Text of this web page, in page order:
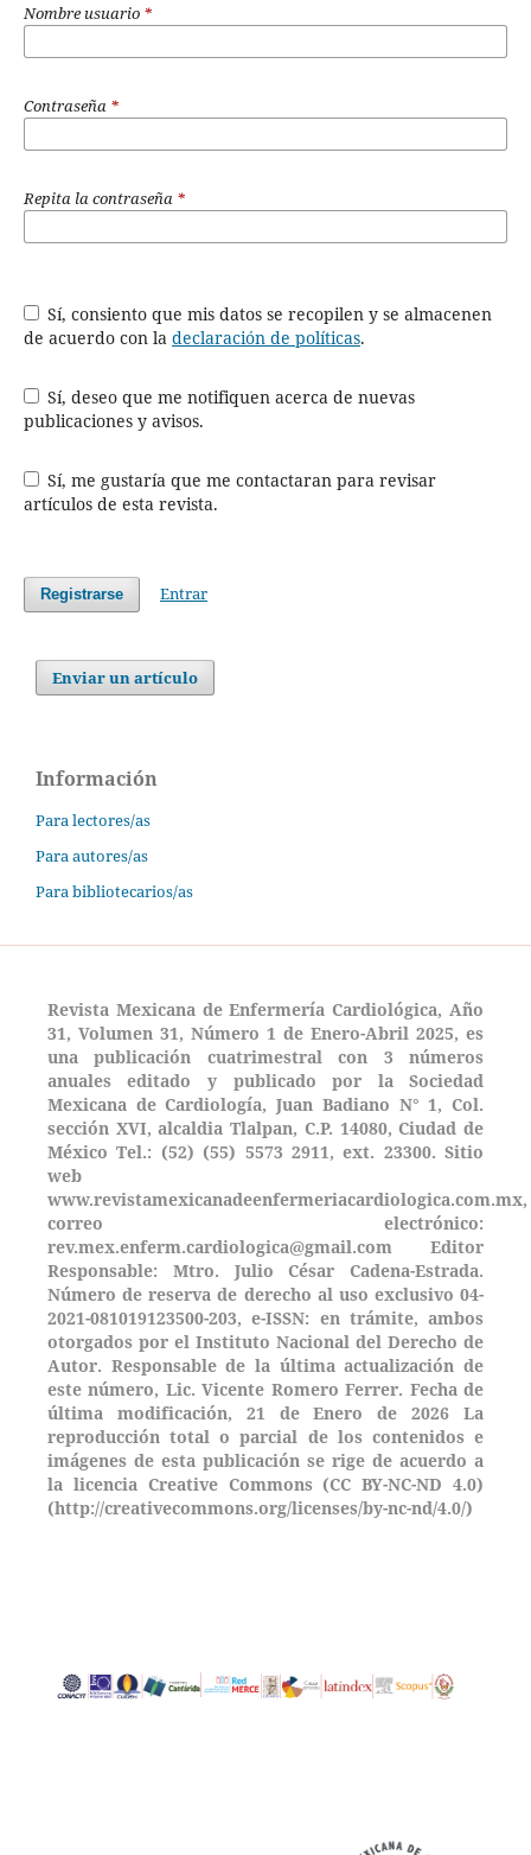
Nombre usuario *
Contraseña *
Repita la contraseña *
Sí, consiento que mis datos se recopilen y se almacenen
de acuerdo con la declaración de políticas.
Sí, deseo que me notifiquen acerca de nuevas
publicaciones y avisos.
Sí, me gustaría que me contactaran para revisar
artículos de esta revista.
Registrarse Entrar
Enviar un artículo
Información
Para lectores/as
Para autores/as
Para bibliotecarios/as
Revista Mexicana de Enfermería Cardiológica, Año
31, Volumen 31, Número 1 de Enero-Abril 2025, es
una publicación cuatrimestral con 3 números
anuales editado y publicado por la Sociedad
Mexicana de Cardiología, Juan Badiano N° 1, Col.
sección XVI, alcaldia Tlalpan, C.P. 14080, Ciudad de
México Tel.: (52) (55) 5573 2911, ext. 23300. Sitio
web
www.revistamexicanadeenfermeriacardiologica.com.mx,
correo electrónico:
rev.mex.enferm.cardiologica@gmail.com Editor
Responsable: Mtro. Julio César Cadena-Estrada.
Número de reserva de derecho al uso exclusivo 04-
2021-081019123500-203, e-ISSN: en trámite, ambos
otorgados por el Instituto Nacional del Derecho de
Autor. Responsable de la última actualización de
este número, Lic. Vicente Romero Ferrer. Fecha de
última modificación, 21 de Enero de 2026 La
reproducción total o parcial de los contenidos e
imágenes de esta publicación se rige de acuerdo a
la licencia Creative Commons (CC BY-NC-ND 4.0)
(http://creativecommons.org/licenses/by-nc-nd/4.0/)